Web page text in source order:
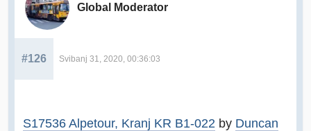
Global Moderator
#126 Svibanj 31, 2020, 00:36:03
S17536 Alpetour, Kranj KR B1-022 by Duncan